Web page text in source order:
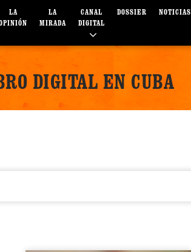
LA
LA
MIRADA
CANAL
DIGITAL
DOSSIER NOTICIAS
DIGITAL EN CUBA